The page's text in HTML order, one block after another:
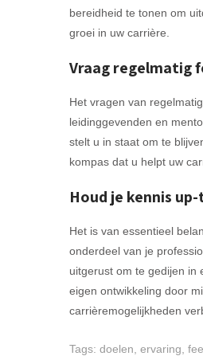
bereidheid te tonen om
groei in uw carrière.
Vraag regelmatig
Het vragen van
leidinggevenden en
stelt u in staat om te
kompas dat u helpt uw
Houd je kennis
Het is van essentieel
onderdeel van je
uitgerust om te gedijen in
eigen ontwikkeling door
carrièremogelijkheden
Tags: doelen ervaring